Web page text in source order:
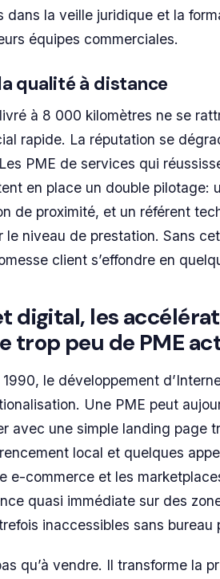
dans la veille juridique et la
équipes commerciales.
qualité à distance
à 8 000 kilomètres ne se
rapide. La réputation se
PME de services qui
en place un double pilotage:
de proximité, et un référent
le niveau de prestation. Sans
client s’effondre en
digital, les
trop peu de PME
le développement
Une PME peut
avec une simple landing page
local et quelques
e-commerce et les
quasi immédiate sur des
inaccessibles sans bureau
qu’à vendre. Il transforme la